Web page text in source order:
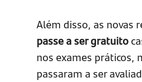
Além disso, as novas
passe a ser gratuito
nos exames práticos,
passaram a ser